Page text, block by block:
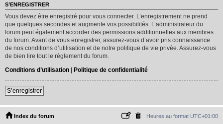
S’ENREGISTRER
Vous devez être enregistré pour vous connecter. L’enregistrement ne prend
que quelques secondes et augmente vos possibilités. L’administrateur du
forum peut également accorder des permissions additionnelles aux membres
du forum. Avant de vous enregistrer, assurez-vous d’avoir pris connaissance
de nos conditions d’utilisation et de notre politique de vie privée. Assurez-vous
de bien lire tout le règlement du forum.
Conditions d’utilisation | Politique de confidentialité
S’enregistrer
Index du forum Heures au format UTC+01:00